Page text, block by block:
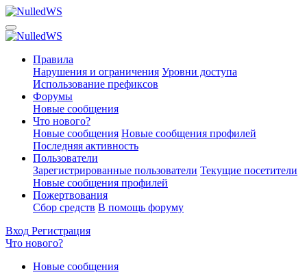
Правила
Нарушения и ограничения Уровни доступа
Использование префиксов
Форумы
Новые сообщения
Что нового?
Новые сообщения Новые сообщения профилей
Последняя активность
Пользователи
Зарегистрированные пользователи Текущие посетители
Новые сообщения профилей
Пожертвования
Сбор средств В помощь форуму
Вход Регистрация
Что нового?
Новые сообщения